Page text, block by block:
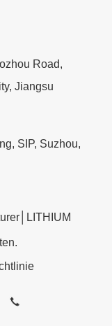
Road,
Jiangsu
SIP, Suzhou,
